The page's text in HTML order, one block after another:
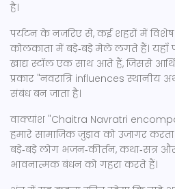
है।
पर्यटन के नजरिए से, कई शहरों में
कोलकाता में बड़े‑बड़े मेले लगते हैं। यहाँ
खाद्य स्टॉल एक साथ आते हैं, जिससे
प्रकार "नवरात्रि influences स्थानीय
संबंध बन जाता है।
वाक्यांश "Chaitra Navratri
हमारे सामाजिक जुड़ाव को उजागर
बड़े‑बड़े लोग भजन‑कीर्तन, कथा‑सत्र
भावनात्मक बंधन को गहरा करते हैं।